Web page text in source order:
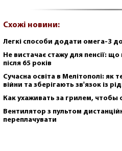
Схожі новини:
Легкі способи додати омега-3
Не вистачає стажу для пенсії:
після 65 років
Сучасна освіта в Мелітополі: як
війни та зберігають зв'язок із
Как ухаживать за грилем, чтобы
Вентилятор з пультом
переплачувати